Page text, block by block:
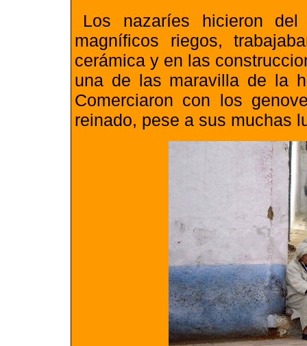
Los nazaríes hicieron
magníficos riegos,
cerámica y en las
una de las maravilla de la
Comerciaron con los
reinado, pese a sus muchas